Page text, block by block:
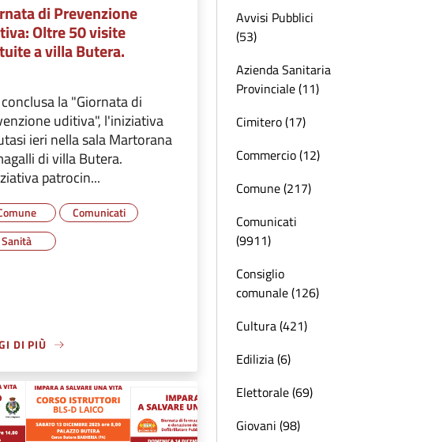
di Prevenzione
Oltre 50 visite
a villa Butera.
la "Giornata di
uditiva", l'iniziativa
ieri nella sala Martorana
di villa Butera.
patrocin...
Comunicati
Sanità
DI PIÙ
Avvisi Pubblici
(53)
Azienda Sanitaria
Provinciale (11)
Cimitero (17)
Commercio (12)
Comune (217)
Comunicati
(9911)
Consiglio
comunale (126)
Cultura (421)
Edilizia (6)
Elettorale (69)
Giovani (98)